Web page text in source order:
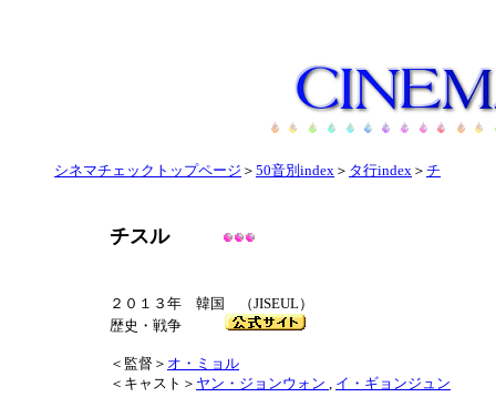
シネマチェックトップページ ＞ 50音別index ＞ タ行index ＞ チ
チスル
２０１３年 韓国 （JISEUL）
歴史・戦争
＜監督＞ オ・ミョル
＜キャスト＞ ヤン・ジョンウォン , イ・ギョンジュン